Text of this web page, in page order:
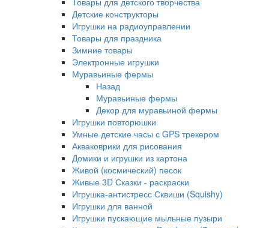
Детские конструкторы
Игрушки на радиоуправлении
Товары для праздника
Зимние товары
Электронные игрушки
Муравьиные фермы
Назад
Муравьиные фермы
Декор для муравьиной фермы
Игрушки повторюшки
Умные детские часы с GPS трекером
Акваковрики для рисования
Домики и игрушки из картона
Живой (космический) песок
Живые 3D Сказки - раскраски
Игрушка-антистресс Сквиши (Squishy)
Игрушки для ванной
Игрушки пускающие мыльные пузыри